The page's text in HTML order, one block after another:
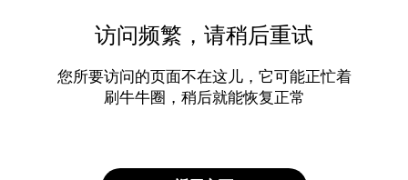
访问频繁，请稍后重试
您所要访问的页面不在这儿，它可能正忙着
刷牛牛圈，稍后就能恢复正常